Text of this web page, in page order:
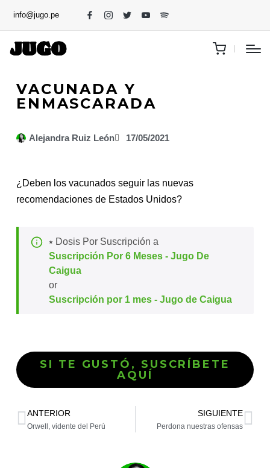
info@jugo.pe
VACUNADA Y
ENMASCARADA
Alejandra Ruiz León 17/05/2021
¿Deben los vacunados seguir las nuevas
recomendaciones de Estados Unidos?
⭑ Dosis Por Suscripción a
Suscripción Por 6 Meses - Jugo De
Caigua
or
Suscripción por 1 mes - Jugo de Caigua
SI TE GUSTÓ, SUSCRÍBETE
AQUÍ
ANTERIOR
Orwell, vidente del Perú
SIGUIENTE
Perdona nuestras ofensas